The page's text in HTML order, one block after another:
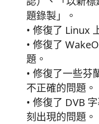
題錄製」。
• 修復了 Linux
• 修復了
題。
• 修復了一些芬
不正確的問題。
• 修復了 DVB
刻出現的問題。